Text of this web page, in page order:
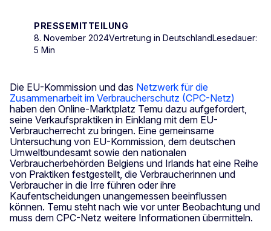
PRESSEMITTEILUNG
8. November 2024Vertretung in DeutschlandLesedauer:
5 Min
Die EU-Kommission und das Netzwerk für die
Zusammenarbeit im Verbraucherschutz (CPC-Netz)
haben den Online-Marktplatz Temu dazu aufgefordert,
seine Verkaufspraktiken in Einklang mit dem EU-
Verbraucherrecht zu bringen. Eine gemeinsame
Untersuchung von EU-Kommission, dem deutschen
Umweltbundesamt sowie den nationalen
Verbraucherbehörden Belgiens und Irlands hat eine Reihe
von Praktiken festgestellt, die Verbraucherinnen und
Verbraucher in die Irre führen oder ihre
Kaufentscheidungen unangemessen beeinflussen
können. Temu steht nach wie vor unter Beobachtung und
muss dem CPC-Netz weitere Informationen übermitteln.